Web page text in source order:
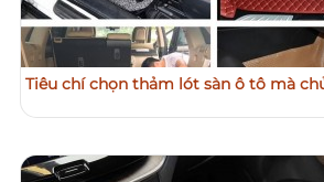
Tiêu chí chọn thảm lót sàn ô tô mà